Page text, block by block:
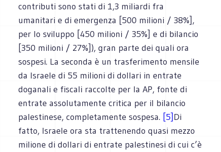
contributi sono stati di 1,3 miliardi fra
umanitari e di emergenza [500 milioni / 38%],
per lo sviluppo [450 milioni / 35%] e di bilancio
[350 milioni / 27%]), gran parte dei quali ora
sospesi. La seconda è un trasferimento mensile
da Israele di 55 milioni di dollari in entrate
doganali e fiscali raccolte per la AP, fonte di
entrate assolutamente critica per il bilancio
palestinese, completamente sospesa. [5]Di
fatto, Israele ora sta trattenendo quasi mezzo
milione di dollari di entrate palestinesi di cui c’è